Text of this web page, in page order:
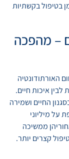
בטיפול בקשתיות
– מהפכה
האורתודונטיה
לבין איכות חיים.
החיים ושמירה
על מיליוני
ממשיכה
קצרים יותר.